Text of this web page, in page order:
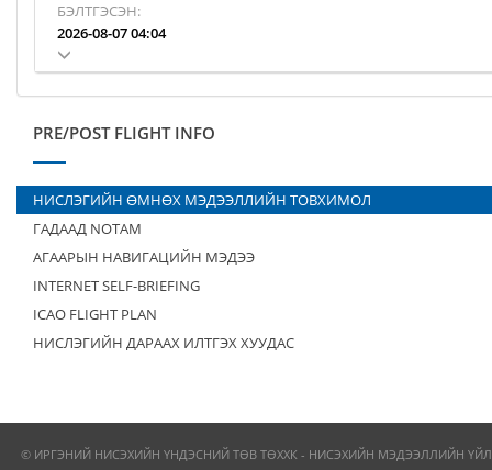
БЭЛТГЭСЭН:
2026-08-07 04:04
PRE/POST FLIGHT INFO
НИСЛЭГИЙН ӨМНӨХ МЭДЭЭЛЛИЙН ТОВХИМОЛ
ГАДААД NOTAM
АГААРЫН НАВИГАЦИЙН МЭДЭЭ
INTERNET SELF-BRIEFING
ICAO FLIGHT PLAN
НИСЛЭГИЙН ДАРААХ ИЛТГЭХ ХУУДАС
© ИРГЭНИЙ НИСЭХИЙН ҮНДЭСНИЙ ТӨВ ТӨХХК - НИСЭХИЙН МЭДЭЭЛЛИЙН